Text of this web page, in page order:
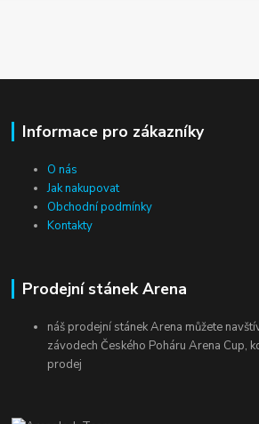
Informace pro zákazníky
O nás
Jak nakupovat
Obchodní podmínky
Kontakty
Prodejní stánek Arena
náš prodejní stánek Arena můžete
závodech Českého Poháru Arena Cup,
prodej